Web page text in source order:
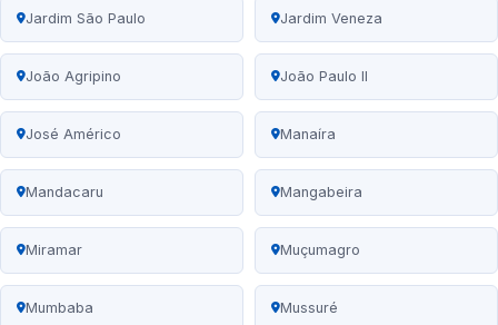
Jardim São Paulo Jardim Veneza
João Agripino João Paulo II
José Américo Manaíra
Mandacaru Mangabeira
Miramar Muçumagro
Mumbaba Mussuré